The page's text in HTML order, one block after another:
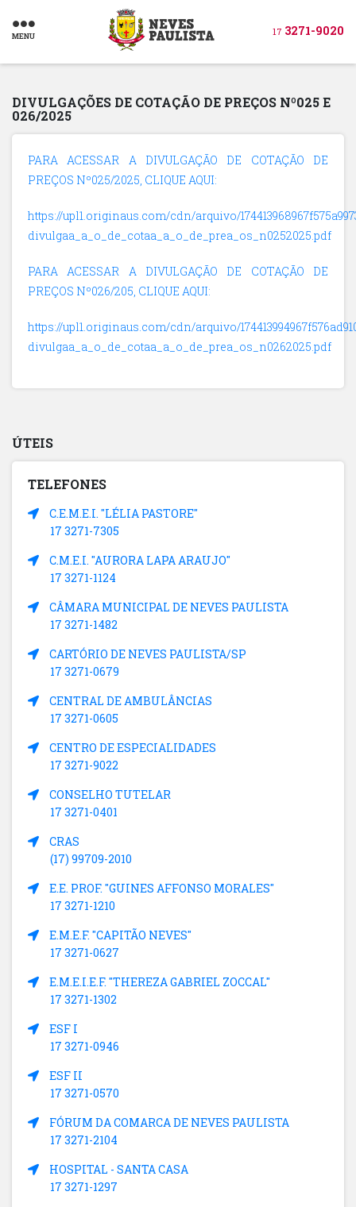
MENU 17 3271-9020
DIVULGAÇÕES DE COTAÇÃO DE PREÇOS Nº025 E
026/2025
PARA ACESSAR A DIVULGAÇÃO DE COTAÇÃO DE
PREÇOS Nº025/2025, CLIQUE AQUI:
https://upl1.originaus.com/cdn/arquivo/
divulgaa_a_o_de_cotaa_a_o_de_prea_os_n0252025.pdf
PARA ACESSAR A DIVULGAÇÃO DE COTAÇÃO DE
PREÇOS Nº026/205, CLIQUE AQUI:
https://upl1.originaus.com/cdn/arquivo/
divulgaa_a_o_de_cotaa_a_o_de_prea_os_n0262025.pdf
ÚTEIS
TELEFONES
C.E.M.E.I. "LÉLIA PASTORE"
17 3271-7305
C.M.E.I. "AURORA LAPA ARAUJO"
17 3271-1124
CÂMARA MUNICIPAL DE NEVES PAULISTA
17 3271-1482
CARTÓRIO DE NEVES PAULISTA/SP
17 3271-0679
CENTRAL DE AMBULÂNCIAS
17 3271-0605
CENTRO DE ESPECIALIDADES
17 3271-9022
CONSELHO TUTELAR
17 3271-0401
CRAS
(17) 99709-2010
E.E. PROF. "GUINES AFFONSO MORALES"
17 3271-1210
E.M.E.F. "CAPITÃO NEVES"
17 3271-0627
E.M.E.I.E.F. "THEREZA GABRIEL ZOCCAL"
17 3271-1302
ESF I
17 3271-0946
ESF II
17 3271-0570
FÓRUM DA COMARCA DE NEVES PAULISTA
17 3271-2104
HOSPITAL - SANTA CASA
17 3271-1297